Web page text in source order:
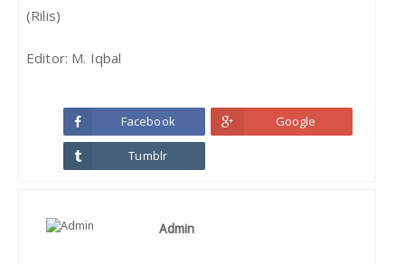
(Rilis)
Editor: M. Iqbal
Facebook Google
Tumblr
Admin